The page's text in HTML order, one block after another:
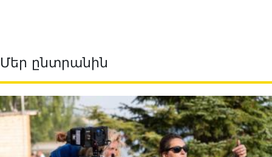
Մեր ընտրանին